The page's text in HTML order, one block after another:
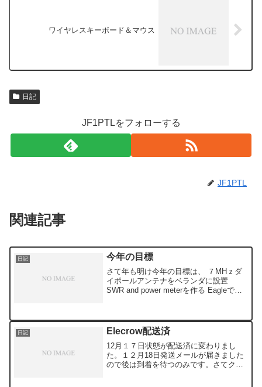
ワイヤレスキーボード＆マウス
日記
JF1PTLをフォローする
JF1PTL
関連記事
日記 今年の目標
さて年も明け今年の目標は、 ７MHｚダ
イポールアンテナをベランダに設置
SWR and power meterを作る Eagleでプ
QSOをする短縮ダイポールアン...
日記 Elecrow配送済
12月１７日状態が配送済に変わりまし
た。１２月18日発送メールが届きました
ので後は到着を待つのみです。さてクリ